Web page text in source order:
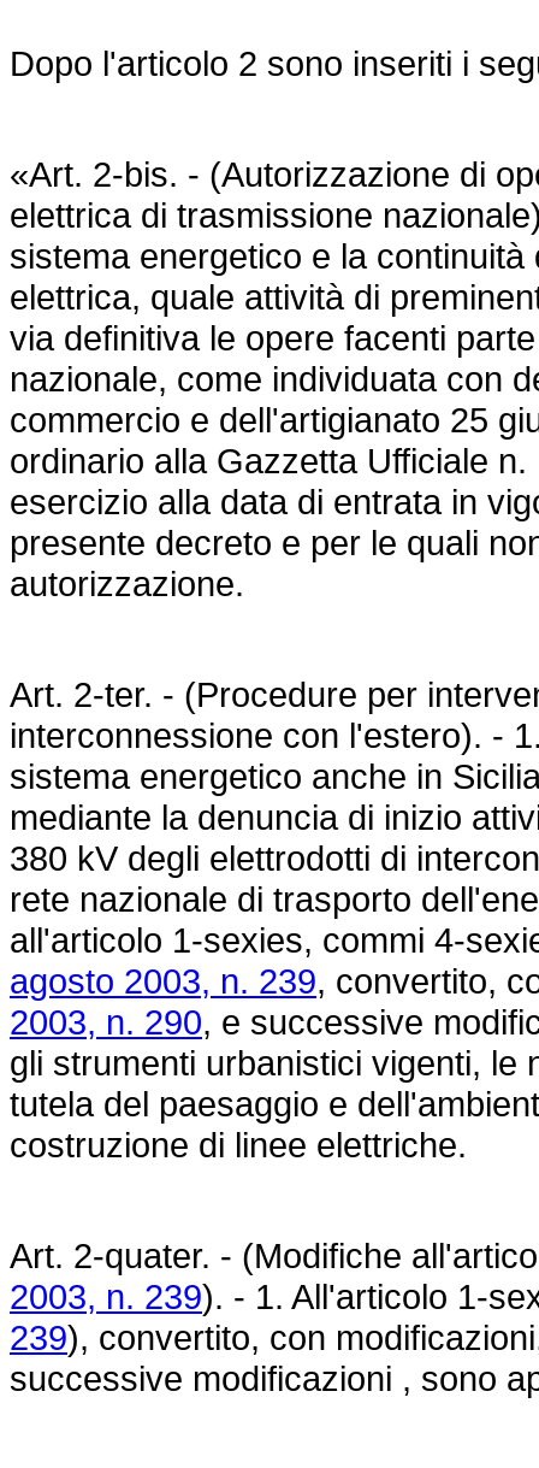
Dopo l'articolo 2 sono inseriti i
«Art. 2-bis. - (Autorizzazione di
elettrica di trasmissione
sistema energetico e la
elettrica, quale attività di
via definitiva le opere facenti
nazionale, come individuata con
commercio e dell'artigianato 25
ordinario alla Gazzetta Ufficiale
esercizio alla data di entrata in
presente decreto e per le quali
autorizzazione.
Art. 2-ter. - (Procedure per
interconnessione con l'estero). -
sistema energetico anche in
mediante la denuncia di inizio
380 kV degli elettrodotti di
rete nazionale di trasporto
all'articolo 1-sexies, commi 4-
agosto 2003, n. 239, convertito,
2003, n. 290, e successive
gli strumenti urbanistici vigenti, le
tutela del paesaggio e
costruzione di linee elettriche.
Art. 2-quater. - (Modifiche
2003, n. 239). - 1. All'articolo 1-
239), convertito, con
successive modificazioni , sono